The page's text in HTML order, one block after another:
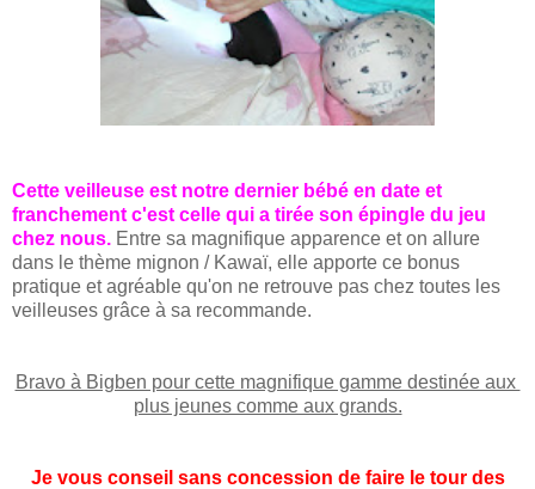
Cette veilleuse est notre dernier bébé en date et
franchement c'est celle qui a tirée son épingle du jeu
chez nous. Entre sa magnifique apparence et on allure
dans le thème mignon / Kawaï, elle apporte ce bonus
pratique et agréable qu'on ne retrouve pas chez toutes les
veilleuses grâce à sa recommande.
Bravo à Bigben pour cette magnifique gamme destinée aux
plus jeunes comme aux grands.
Je vous conseil sans concession de faire le tour des